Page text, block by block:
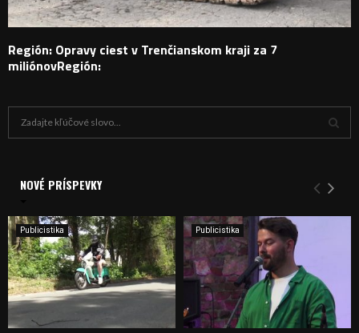
Región: Opravy ciest v Trenčianskom kraji za 7
miliónovRegión:
i
e
:
Y
H
D
NOVÉ PRÍSPEVKY
Publicistika Publicistika